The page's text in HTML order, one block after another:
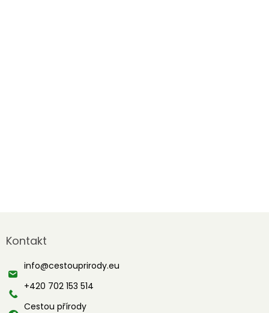
p
t
Kontakt
info@cestouprirody.eu
+420 702 153 514
Cestou přírody